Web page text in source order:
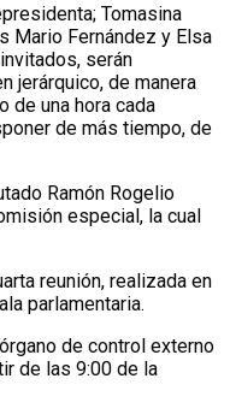
Tomasina
Mario Fernández y Elsa
serán
jerárquico, de manera
de una hora cada
de más tiempo, de
Ramón Rogelio
especial, la cual
reunión, realizada en
parlamentaria.
de control externo
de las 9:00 de la